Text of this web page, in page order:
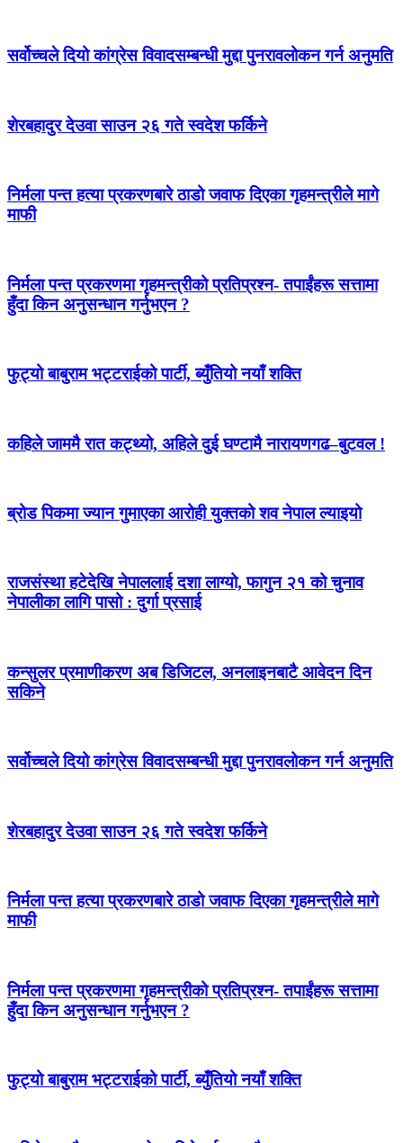
सर्वोच्चले दियो कांग्रेस विवादसम्बन्धी मुद्दा पुनरावलोकन गर्न अनुमति
शेरबहादुर देउवा साउन २६ गते स्वदेश फर्किने
निर्मला पन्त हत्या प्रकरणबारे ठाडो जवाफ दिएका गृहमन्त्रीले मागे
माफी
निर्मला पन्त प्रकरणमा गृहमन्त्रीको प्रतिप्रश्न- तपाईंहरू सत्तामा
हुँदा किन अनुसन्धान गर्नुभएन ?
फुट्यो बाबुराम भट्टराईको पार्टी, ब्युँतियो नयाँ शक्ति
कहिले जाममै रात कट्थ्यो, अहिले दुई घण्टामै नारायणगढ–बुटवल !
ब्रोड पिकमा ज्यान गुमाएका आरोही युक्तको शव नेपाल ल्याइयो
राजसंस्था हटेदेखि नेपाललाई दशा लाग्यो, फागुन २१ को चुनाव
नेपालीका लागि पासो : दुर्गा प्रसाई
कन्सुलर प्रमाणीकरण अब डिजिटल, अनलाइनबाटै आवेदन दिन
सकिने
सर्वोच्चले दियो कांग्रेस विवादसम्बन्धी मुद्दा पुनरावलोकन गर्न अनुमति
शेरबहादुर देउवा साउन २६ गते स्वदेश फर्किने
निर्मला पन्त हत्या प्रकरणबारे ठाडो जवाफ दिएका गृहमन्त्रीले मागे
माफी
निर्मला पन्त प्रकरणमा गृहमन्त्रीको प्रतिप्रश्न- तपाईंहरू सत्तामा
हुँदा किन अनुसन्धान गर्नुभएन ?
फुट्यो बाबुराम भट्टराईको पार्टी, ब्युँतियो नयाँ शक्ति